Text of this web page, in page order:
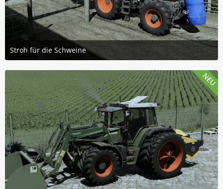
Stroh für die Schweine
20. Juli 2026 um 14:31
2
NEU